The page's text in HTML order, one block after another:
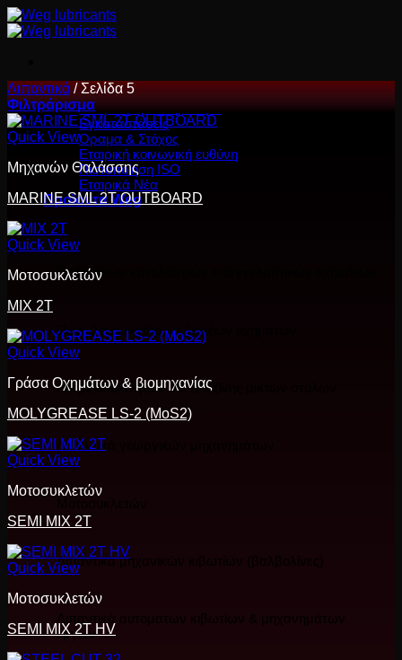
Μετάβαση
στο
Η εταιρεία
Εταιρική Δραστηριότητα
Εγκαταστάσεις
Όραμα & Στόχος
Εταιρική κοινωνική ευθύνη
Πιστοποίηση ISO
Εταιρικά Νέα
Προϊόντα Weg
Επιβατικών και ελαφρών επαγγελματικών οχημάτων
Πετρελαιοκινητήρων βαρέων οχημάτων
Πετρελαιοκινήτων και Βενζίνης μικτών στόλων
Λιπαντικά γεωργικών μηχανημάτων
Λιπαντικά μηχανικών κιβωτίων (βαλβολίνες)
έργων
Λιπαντικά /Σελίδα 5
Φιλτράρισμα
Quick View
Μηχανών Θαλάσσης
MARINE SML 2T OUTBOARD
Quick View
Μοτοσυκλετών
MIX 2T
Quick View
Γράσα Οχημάτων & βιομηχανίας
MOLYGREASE LS-2 (MoS2)
Quick View
Μοτοσυκλετών
SEMI MIX 2T
Quick View
Μοτοσυκλετών
SEMI MIX 2T HV